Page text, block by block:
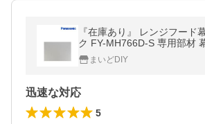
『在庫あり』 レンジフード
ク FY-MH766D-S 専用部材
クエアフード用 幅75cm用 対
70cm ☆2
まいどDIY
迅速な対応
5